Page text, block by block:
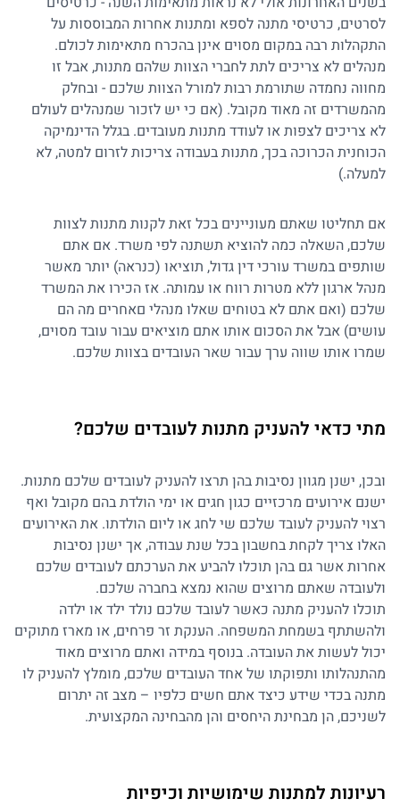
לסרטים, כרטיסי מתנה לספא ומתנות אחרות המבוססות על
התקהלות רבה במקום מסוים אינן בהכרח מתאימות לכולם.
מנהלים לא צריכים לתת לחברי הצוות שלהם מתנות, אבל זו
מחווה נחמדה שתורמת רבות למורל הצוות שלכם - ובחלק
מהמשרדים זה מאוד מקובל. (אם כי יש לזכור שמנהלים לעולם
לא צריכים לצפות או לעודד מתנות מעובדים. בגלל הדינמיקה
הכוחנית הכרוכה בכך, מתנות בעבודה צריכות לזרום למטה, לא
למעלה.)
אם תחליטו שאתם מעוניינים בכל זאת לקנות מתנות לצוות
שלכם, השאלה כמה להוציא תשתנה לפי משרד. אם אתם
שותפים במשרד עורכי דין גדול, תוציאו (כנראה) יותר מאשר
מנהל ארגון ללא מטרות רווח או עמותה. אז הכירו את המשרד
שלכם (ואם אתם לא בטוחים שאלו מנהלי םאחרים מה הם
עושים) אבל את הסכום אותו אתם מוציאים עבור עובד מסוים,
שמרו אותו שווה ערך עבור שאר העובדים בצוות שלכם.
מתי כדאי להעניק מתנות לעובדים שלכם?
ובכן, ישנן מגוון נסיבות בהן תרצו להעניק לעובדים שלכם מתנות.
ישנם אירועים מרכזיים כגון חגים או ימי הולדת בהם מקובל ואף
רצוי להעניק לעובד שלכם שי לחג או ליום הולדתו. את האירועים
האלו צריך לקחת בחשבון בכל שנת עבודה, אך ישנן נסיבות
אחרות אשר גם בהן תוכלו להביע את הערכתם לעובדים שלכם
ולעובדה שאתם מרוצים שהוא נמצא בחברה שלכם.
תוכלו להעניק מתנה כאשר לעובד שלכם נולד ילד או ילדה
ולהשתתף בשמחת המשפחה. הענקת זר פרחים, או מארז מתוקים
יכול לעשות את העובדה. בנוסף במידה ואתם מרוצים מאוד
מהתנהלותו ותפוקתו של אחד העובדים שלכם, מומלץ להעניק לו
מתנה בכדי שידע כיצד אתם חשים כלפיו – מצב זה יתרום
לשניכם, הן מבחינת היחסים והן מהבחינה המקצועית.
רעיונות למתנות שימושיות וכיפיות